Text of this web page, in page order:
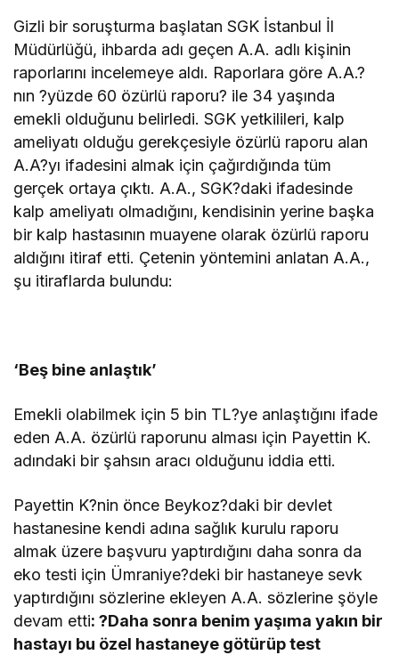
Gizli bir soruşturma başlatan SGK İstanbul İl
Müdürlüğü, ihbarda adı geçen A.A. adlı kişinin
raporlarını incelemeye aldı. Raporlara göre A.A.?
nın ?yüzde 60 özürlü raporu? ile 34 yaşında
emekli olduğunu belirledi. SGK yetkilileri, kalp
ameliyatı olduğu gerekçesiyle özürlü raporu alan
A.A?yı ifadesini almak için çağırdığında tüm
gerçek ortaya çıktı. A.A., SGK?daki ifadesinde
kalp ameliyatı olmadığını, kendisinin yerine başka
bir kalp hastasının muayene olarak özürlü raporu
aldığını itiraf etti. Çetenin yöntemini anlatan A.A.,
şu itiraflarda bulundu:
‘Beş bine anlaştık’
Emekli olabilmek için 5 bin TL?ye anlaştığını ifade
eden A.A. özürlü raporunu alması için Payettin K.
adındaki bir şahsın aracı olduğunu iddia etti.
Payettin K?nin önce Beykoz?daki bir devlet
hastanesine kendi adına sağlık kurulu raporu
almak üzere başvuru yaptırdığını daha sonra da
eko testi için Ümraniye?deki bir hastaneye sevk
yaptırdığını sözlerine ekleyen A.A. sözlerine şöyle
devam etti: ?Daha sonra benim yaşıma yakın bir
hastayı bu özel hastaneye götürüp test